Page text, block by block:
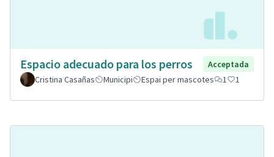
Espacio adecuado para los perros
Acceptada
Cristina Casañas
Municipi Espai per mascotes 1 1